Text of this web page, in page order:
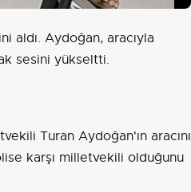
aldı. Aydoğan, aracıyla
sesini yükseltti.
Turan Aydoğan'ın aracını
karşı milletvekili olduğunu